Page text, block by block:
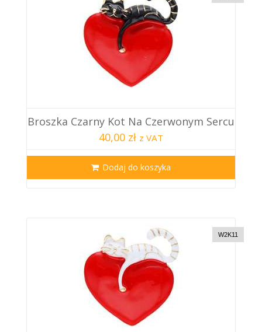
Broszka Czarny Kot Na Czerwonym Sercu
40,00 zł z VAT
Dodaj do koszyka
W2K11